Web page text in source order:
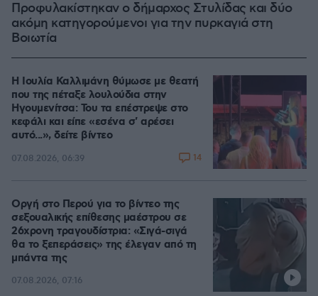
Προφυλακίστηκαν ο δήμαρχος Στυλίδας και δύο
ακόμη κατηγορούμενοι για την πυρκαγιά στη
Βοιωτία
Η Ιουλία Καλλιμάνη θύμωσε με θεατή
που της πέταξε λουλούδια στην
Ηγουμενίτσα: Του τα επέστρεψε στο
κεφάλι και είπε «εσένα σ' αρέσει
αυτό...», δείτε βίντεο
07.08.2026, 06:39 14
Οργή στο Περού για το βίντεο της
σεξουαλικής επίθεσης μαέστρου σε
26χρονη τραγουδίστρια: «Σιγά-σιγά
θα το ξεπεράσεις» της έλεγαν από τη
μπάντα της
07.08.2026, 07:16